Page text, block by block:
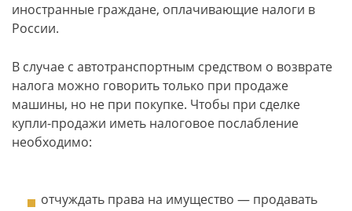
иностранные граждане, оплачивающие налоги в
России.
В случае с автотранспортным средством о возврате
налога можно говорить только при продаже
машины, но не при покупке. Чтобы при сделке
купли-продажи иметь налоговое послабление
необходимо:
отчуждать права на имущество — продавать